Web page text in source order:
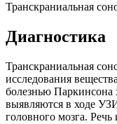
Транскраниальная
Диагностика
Транскраниальная
исследования
болезнью Паркинсона
выявляются в ходе
головного мозга. Речь